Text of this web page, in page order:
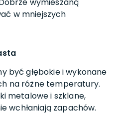
w mniejszych
być głębokie i wykonane
na różne temperatury.
metalowe i szklane,
wchłaniają zapachów.